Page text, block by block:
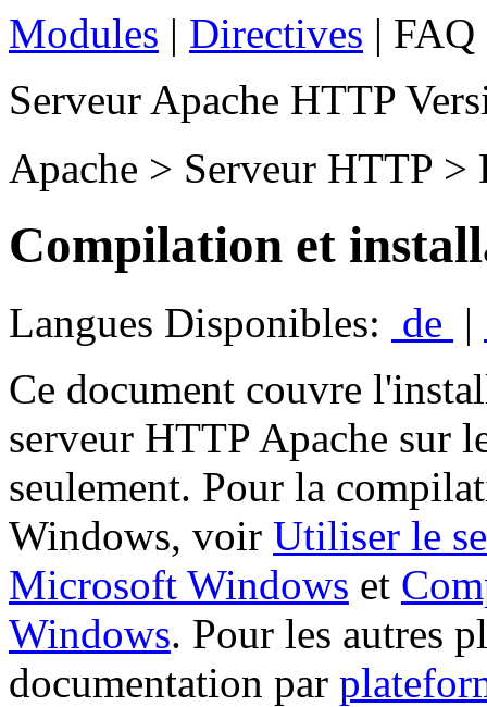
Modules | Directives |
Serveur Apache HTTP
Apache > Serveur HTTP
Compilation et
Langues Disponibles: de |
Ce document couvre
serveur HTTP Apache sur
seulement. Pour la
Windows, voir Utiliser le
Microsoft Windows et
Windows. Pour les autres
documentation par